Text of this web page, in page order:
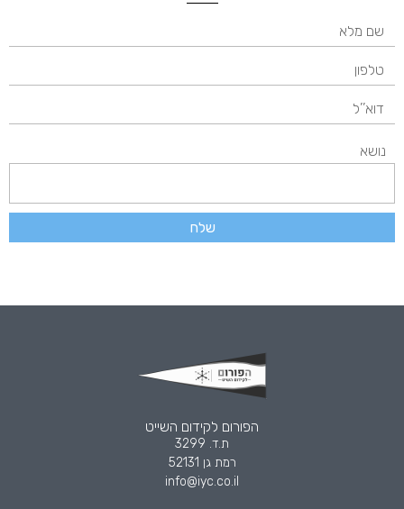
נושא
שלח
הפורום לקידום השייט
ת.ד. 3299
רמת גן 52131
info@iyc.co.il